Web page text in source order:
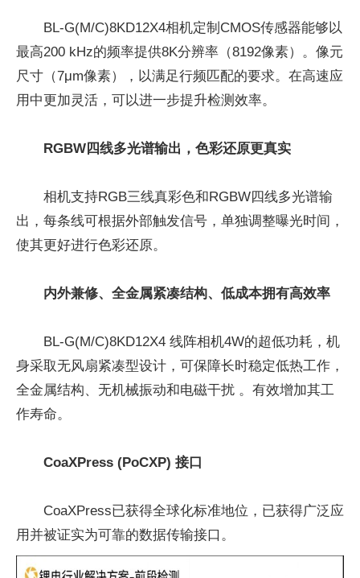
BL-G(M/C)8KD12X4相机定制CMOS传感器能够以
最高200 kHz的频率提供8K分辨率（8192像素）。像元
尺寸（7μm像素），以满足行频匹配的要求。在高速应
用中更加灵活，可以进一步提升检测效率。
RGBW四线多光谱输出，色彩还原更真实
相机支持RGB三线真彩色和RGBW四线多光谱输
出，每条线可根据外部触发信号，单独调整曝光时间，
使其更好进行色彩还原。
内外兼修、全金属紧凑结构、低成本拥有高效率
BL-G(M/C)8KD12X4 线阵相机4W的超低功耗，机
身采取无风扇紧凑型设计，可保障长时稳定低热工作，
全金属结构、无机械振动和电磁干扰 。有效增加其工
作寿命。
CoaXPress (PoCXP) 接口
CoaXPress已获得全球化标准地位，已获得广泛应
用并被证实为可靠的数据传输接口。